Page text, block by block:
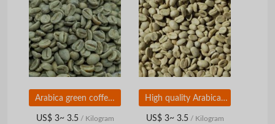
Arabica green coffee at cheap price
US$ 3~ 3.5/ Kilogram
High quality Arabica green coffee
US$ 3~ 3.5/ Kilogram